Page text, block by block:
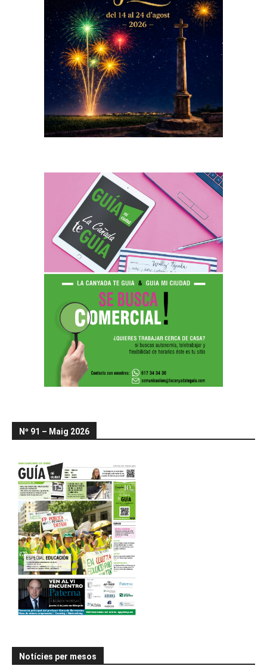
Nº 91 – Maig 2026
Notícies per mesos